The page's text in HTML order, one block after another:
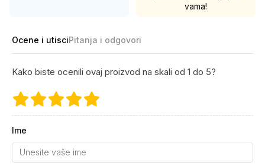
vama!
Ocene i utisciPitanja i odgovori
Kako biste ocenili ovaj proizvod na skali od 1 do 5?
Ime